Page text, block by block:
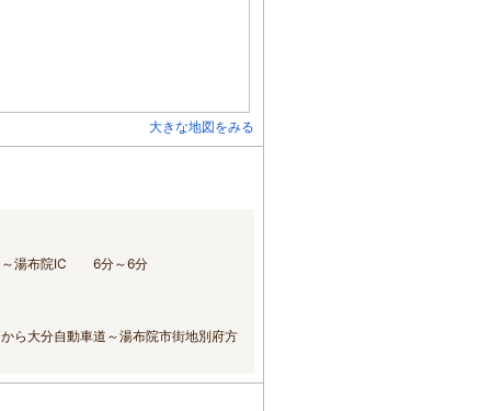
大きな地図をみる
～湯布院IC 6分～6分
大分自動車道～湯布院市街地別府方